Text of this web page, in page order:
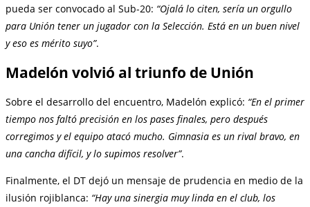
pueda ser convocado al Sub-20: “Ojalá lo citen, sería un orgullo
para Unión tener un jugador con la Selección. Está en un buen nivel
y eso es mérito suyo”.
Madelón volvió al triunfo de Unión
Sobre el desarrollo del encuentro, Madelón explicó: “En el primer
tiempo nos faltó precisión en los pases finales, pero después
corregimos y el equipo atacó mucho. Gimnasia es un rival bravo, en
una cancha difícil, y lo supimos resolver”.
Finalmente, el DT dejó un mensaje de prudencia en medio de la
ilusión rojiblanca: “Hay una sinergia muy linda en el club, los